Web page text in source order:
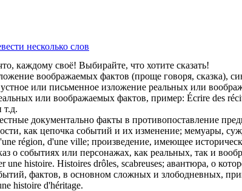
несколько слов
каждому своё! Выбирайте, что хотите сказать!
воображаемых фактов (проще говоря, сказка),
или письменное изложение реальных или
или воображаемых фактов, пример: Écrire des
т.д.
документально факты в противопоставление
как цепочка событий и их изменение; мемуары,
région, d'une ville; произведение, имеющее
о событиях или персонажах, как реальных, так и
histoire. Histoires drôles, scabreuses; авантюра, о
фактов, в основном сложных и злободневных,
histoire d'héritage.